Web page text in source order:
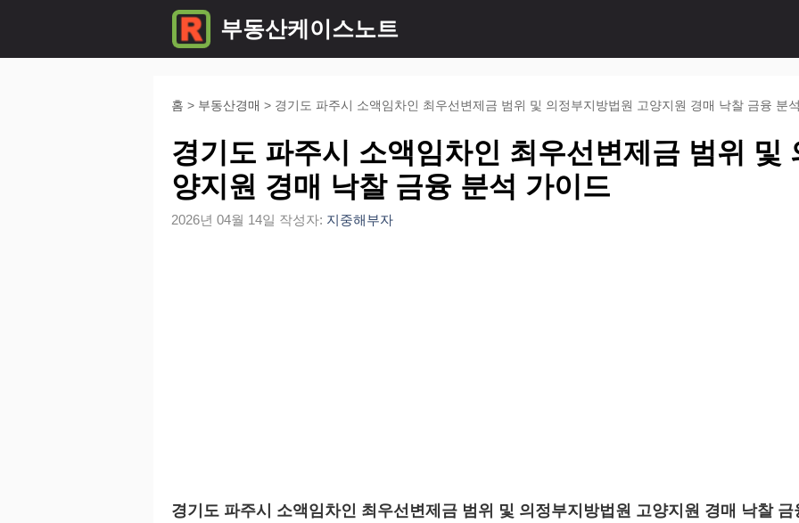
부동산케이스노트
홈 > 부동산경매 > 경기도 파주시 소액임차인 최우선변제금 범위 및 의정부지방법원 고양지원 경매 낙찰 금융 분
경기도 파주시 소액임차인 최우선변제금 범위 및
양지원 경매 낙찰 금융 분석 가이드
2026년 04월 14일 작성자: 지중해부자
경기도 파주시 소액임차인 최우선변제금 범위 및 의정부지방법원 고양지원 경매 낙찰